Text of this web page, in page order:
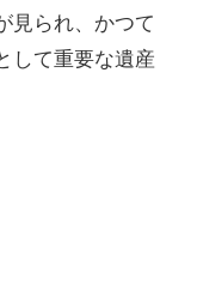
見られ、かつて
して重要な遺産